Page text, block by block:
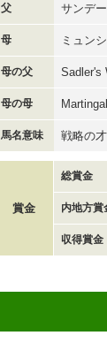
父 サンデ
母 ミュン
母の父 Sadler's
母の母
馬名意味 戦略の才
賞金
総賞金
内地方賞
収得賞金